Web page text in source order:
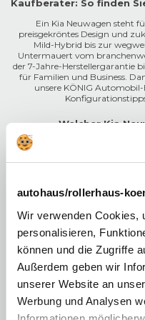
autohaus/rollerhaus-
Wir verwenden Cookies,
personalisieren,
können und die Zugriffe
Außerdem geben wir
unserer Website an
Werbung und Analysen
Kaufberater: So finden
Ein Kia Neuwagen steht
preisgekröntes Design und
Mild-Hybrid bis zur
Untermauert vom
der 7-Jahre-Herstellergarantie
für Familien und Business.
unsere KÖNIG
Welcher Kia
Kia Picanto & Stonic – Die
DerPicantoist der wendige
Mild Hybrid (48V) und lässt
Automatikgetriebe (7-Gang-
Stadtverbrauch drastisch
DieCeed-Modelle (Ceed,
XCeedCrossover) dominieren
hochmoderne SUV-Liebling.
Konfigurations-Tipp:
Vollhybrid oder Plug-in-Hybrid.
empfiehlt sich der Plug-in-
für souveränen Grip bei jeder
Kia EV6 & EV9 – Die rein
begeistert als
definiert als Luxus-SUV mit bis
völlig neu.
Konfigurations-Tipp:Diese
Das KÖNIG